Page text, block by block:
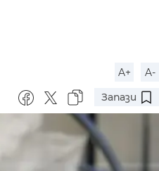
A+
A-
Запази